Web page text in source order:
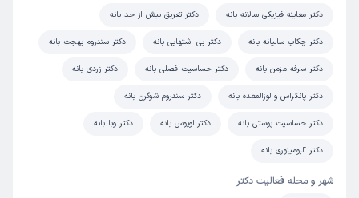
دکتر معاینه فیزیکی سالانه بانه دکتر تعریق بیش از حد بانه
دکتر چکاپ سالیانه بانه دکتر بی اشتهایی بانه دکتر سندروم بهجت بانه
دکتر سرفه مزمن بانه دکتر حساسیت فصلی بانه دکتر زردی بانه
دکتر پانکراس و لوزالمعده بانه دکتر سندروم شوگرن بانه
دکتر حساسیت پوستی بانه دکتر لوپوس بانه دکتر وبا بانه
دکتر آلبومینوری بانه
شهر و محله فعالیت دکتر